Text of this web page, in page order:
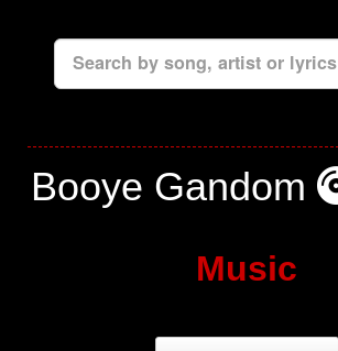
Search by song, artist or lyrics
Booye Gandom
Music